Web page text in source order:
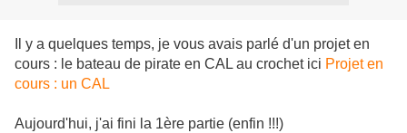
Il y a quelques temps, je vous avais parlé d'un projet en
cours : le bateau de pirate en CAL au crochet ici Projet en
cours : un CAL
Aujourd'hui, j'ai fini la 1ère partie (enfin !!!)